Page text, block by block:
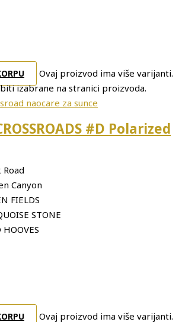
Ovaj proizvod ima više varijanti.
izabrane na stranici proizvoda.
#D Polarized
Ovaj proizvod ima više varijanti.